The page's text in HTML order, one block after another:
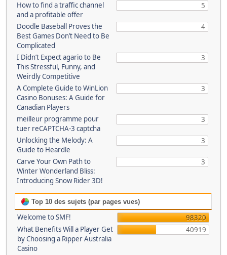
How to find a traffic channel
and a profitable offer
5
Doodle Baseball Proves the
Best Games Don’t Need to Be
Complicated
4
I Didn’t Expect agario to Be
This Stressful, Funny, and
Weirdly Competitive
3
A Complete Guide to WinLion
Casino Bonuses: A Guide for
Canadian Players
3
meilleur programme pour
tuer reCAPTCHA-3 captcha
3
Unlocking the Melody: A
Guide to Heardle
3
Carve Your Own Path to
Winter Wonderland Bliss:
Introducing Snow Rider 3D!
3
Top 10 des sujets (par pages vues)
Welcome to SMF!
98320
What Benefits Will a Player Get
by Choosing a Ripper Australia
Casino
40919